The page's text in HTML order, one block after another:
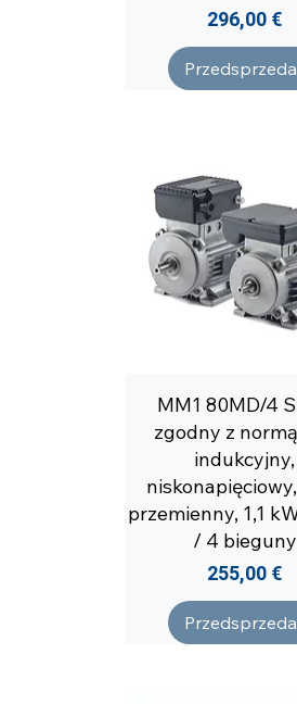
Cena
296,00 €
MM1 80MD/4
zgodny z
indukcyjny,
przemienny, 1,1
/ 4 bieguny
Cena
255,00 €